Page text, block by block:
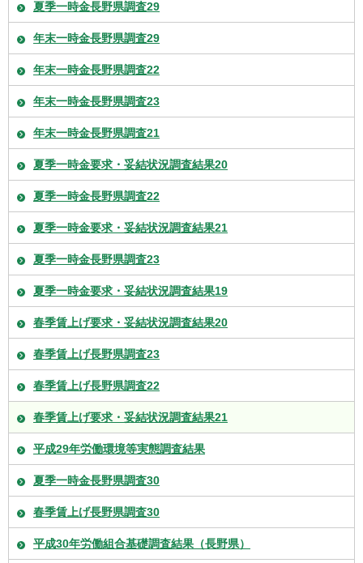
夏季一時金長野県調査29
年末一時金長野県調査29
年末一時金長野県調査22
年末一時金長野県調査23
年末一時金長野県調査21
夏季一時金要求・妥結状況調査結果20
夏季一時金長野県調査22
夏季一時金要求・妥結状況調査結果21
夏季一時金長野県調査23
夏季一時金要求・妥結状況調査結果19
春季賃上げ要求・妥結状況調査結果20
春季賃上げ長野県調査23
春季賃上げ長野県調査22
春季賃上げ要求・妥結状況調査結果21
平成29年労働環境等実態調査結果
夏季一時金長野県調査30
春季賃上げ長野県調査30
平成30年労働組合基礎調査結果（長野県）